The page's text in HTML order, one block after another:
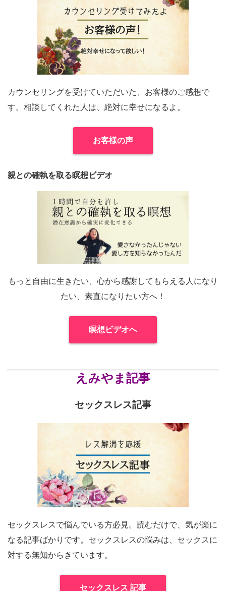
カウンセリングを受けていただいた、お客様のご感想で
す。相談してくれた人は、絶対に幸せになるよ。
お客様の声
親との確執を取る瞑想ビデオ
もっと自由に生きたい、心から感謝してもらえる人になり
たい、素直になりたい方へ！
瞑想ビデオへ
えみやま記事
セックスレス記事
セックスレスで悩んでいる方必見。読むだけで、気が楽に
なる記事ばかりです。セックスレスの悩みは、セックスに
対する無知からきています。
セックスレス 記事